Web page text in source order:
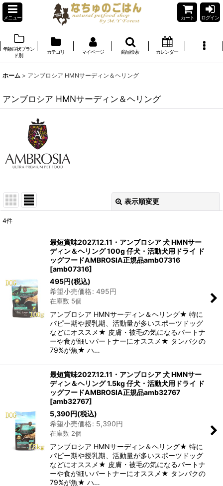
メニュー カート ログイン
年齢症状ブラン
ド別
カテゴリ マイページ 商品検索 カレンダー
ホーム > アンブロシア HMNサーディン＆ヘリング
アンブロシア HMNサーディン＆ヘリング
表示順変更
4件
最短賞味2027.12.11・アンブロシア 犬 HMNサー
ディン＆ヘリング 100g 仔犬・活動犬用ドライ ド
ッグフードAMBROSIA正規品amb07316
[amb07316]
495円(税込)
希望小売価格: 495円
在庫数 5個
アンブロシア HMNサーディン＆ヘリング★ 特に
パピー期や授乳期、活動量が多いスポーツドッグ
などにオススメ★ 皮膚・被毛の気になるパートナ
ーや食が細いパートナーにオススメ★ タンパクの
79%が魚★ ハ…
最短賞味2027.12.11・アンブロシア 犬 HMNサー
ディン＆ヘリング 1.5kg 仔犬・活動犬用ドライ ド
ッグフードAMBROSIA正規品amb32767
[amb32767]
5,390円(税込)
希望小売価格: 5,390円
在庫数 2個
アンブロシア HMNサーディン＆ヘリング★ 特に
パピー期や授乳期、活動量が多いスポーツドッグ
などにオススメ★ 皮膚・被毛の気になるパートナ
ーや食が細いパートナーにオススメ★ タンパクの
79%が魚★ ハ…